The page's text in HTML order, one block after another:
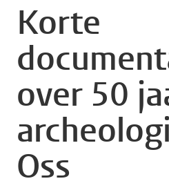
Korte
over 50
Oss